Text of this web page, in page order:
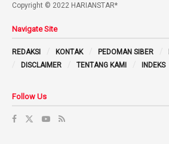
Copyright © 2022 HARIANSTAR*
Navigate Site
REDAKSI KONTAK PEDOMAN SIBER
DISCLAIMER
TENTANG KAMI INDEKS
Follow Us